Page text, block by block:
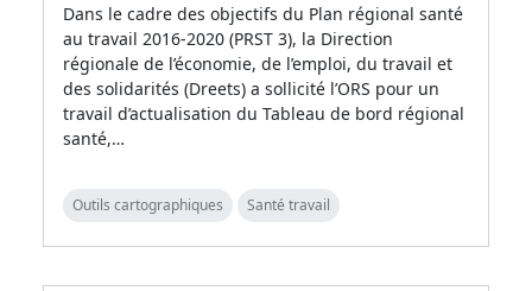
Dans le cadre des objectifs du Plan régional santé
au travail 2016-2020 (PRST 3), la Direction
régionale de l’économie, de l’emploi, du travail et
des solidarités (Dreets) a sollicité l’ORS pour un
travail d’actualisation du Tableau de bord régional
santé,…
Outils cartographiques Santé travail